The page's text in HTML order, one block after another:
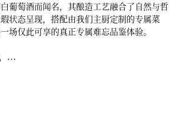
葡萄酒而闻名，其酿造工艺融合了自然与哲
状态呈现，搭配由我们主厨定制的专属菜
场仅此可享的真正专属难忘品鉴体验。
...